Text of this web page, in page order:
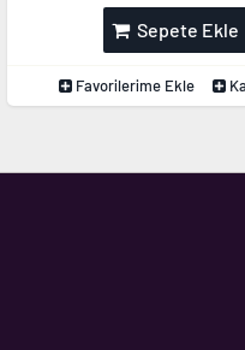
Sepete Ekle
Favorilerime Ekle